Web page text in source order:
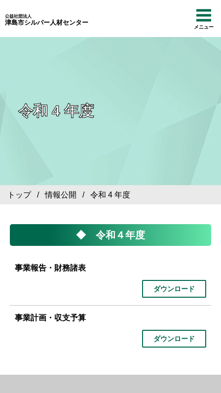
公益社団法人
津島市シルバー人材センター
メニュー
令和 4 年度
トップ/情報公開 / 令和 4 年度
◆ 令和４年度
事業報告・財務諸表
ダウンロード
事業計画・収支予算
ダウンロード